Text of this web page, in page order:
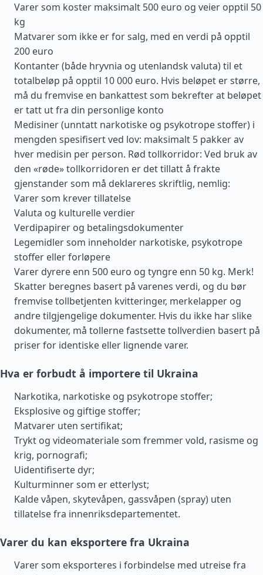
Varer som koster maksimalt 500 euro og veier opptil 50
kg
Matvarer som ikke er for salg, med en verdi på opptil
200 euro
Kontanter (både hryvnia og utenlandsk valuta) til et
totalbeløp på opptil 10 000 euro. Hvis beløpet er større,
må du fremvise en bankattest som bekrefter at beløpet
er tatt ut fra din personlige konto
Medisiner (unntatt narkotiske og psykotrope stoffer) i
mengden spesifisert ved lov: maksimalt 5 pakker av
hver medisin per person. Rød tollkorridor: Ved bruk av
den «røde» tollkorridoren er det tillatt å frakte
gjenstander som må deklareres skriftlig, nemlig:
Varer som krever tillatelse
Valuta og kulturelle verdier
Verdipapirer og betalingsdokumenter
Legemidler som inneholder narkotiske, psykotrope
stoffer eller forløpere
Varer dyrere enn 500 euro og tyngre enn 50 kg. Merk!
Skatter beregnes basert på varenes verdi, og du bør
fremvise tollbetjenten kvitteringer, merkelapper og
andre tilgjengelige dokumenter. Hvis du ikke har slike
dokumenter, må tollerne fastsette tollverdien basert på
priser for identiske eller lignende varer.
Hva er forbudt å importere til Ukraina
Narkotika, narkotiske og psykotrope stoffer;
Eksplosive og giftige stoffer;
Matvarer uten sertifikat;
Trykt og videomateriale som fremmer vold, rasisme og
krig, pornografi;
Uidentifiserte dyr;
Kulturminner som er etterlyst;
Kalde våpen, skytevåpen, gassvåpen (spray) uten
tillatelse fra innenriksdepartementet.
Varer du kan eksportere fra Ukraina
Varer som eksporteres i forbindelse med utreise fra